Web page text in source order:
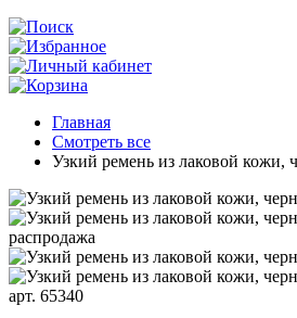
Главная
Смотреть все
Узкий ремень из лаковой кожи,
распродажа
арт. 65340